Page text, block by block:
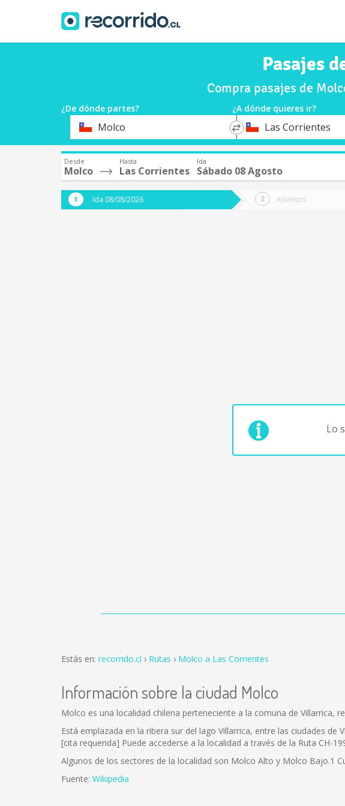
Pasajes
Compra pasajes de
¿De dónde partes? ¿A dónde quieres ir?
OrigenMolco
*
DestinoLas Corrientes
Desde
Molco
Hasta
Las Corrientes
Ida
Sábado 08 Agosto
Ida 08/08/2026 Asientos
Lo
Estás en: recorrido.cl Rutas Molco a Las Corrientes
Información sobre la ciudad Molco
Molco es una localidad chilena perteneciente a la comuna de Villarrica,
Está emplazada en la ribera sur del lago Villarrica, entre las ciudades
[cita requerida] Puede accederse a la localidad a través de la Ruta CH-
Algunos de los sectores de la localidad son Molco Alto y Molco Bajo.1
Fuente: Wikipedia